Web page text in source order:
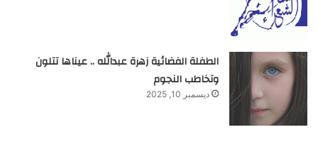
الطفلة الفضائية زهرة عبدالله .. عيناها تتلون
وتخاطب النجوم
ديسمبر 10, 2025